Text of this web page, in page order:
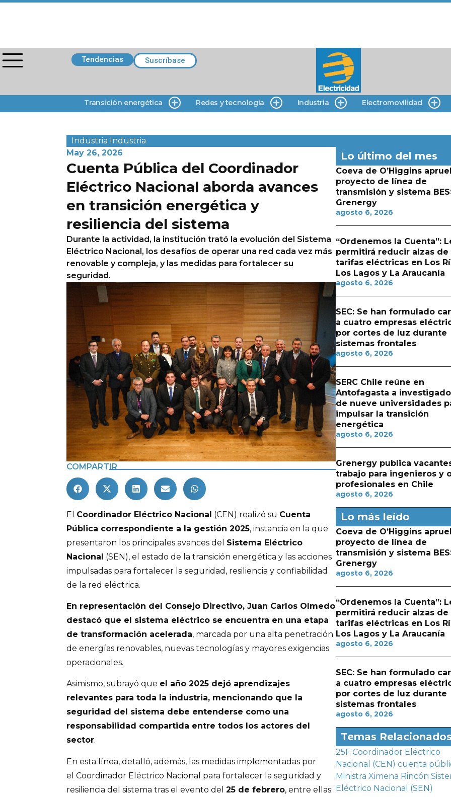
Tendencias Suscríbase
Transición energética Redes y tecnología Industria Electromovilidad
Industria Industria
May 26, 2026
Cuenta Pública del Coordinador
Eléctrico Nacional aborda avances
en transición energética y
resiliencia del sistema
Durante la actividad, la institución trató la evolución del Sistema
Eléctrico Nacional, los desafíos de operar una red cada vez más
renovable y compleja, y las medidas para fortalecer su
seguridad.
COMPARTIR
El Coordinador Eléctrico Nacional (CEN) realizó su Cuenta
Pública correspondiente a la gestión 2025, instancia en la que
presentaron los principales avances del Sistema Eléctrico
Nacional (SEN), el estado de la transición energética y las acciones
impulsadas para fortalecer la seguridad, resiliencia y confiabilidad
de la red eléctrica.
En representación del Consejo Directivo, Juan Carlos Olmedo
destacó que el sistema eléctrico se encuentra en una etapa
de transformación acelerada, marcada por una alta penetración
de energías renovables, nuevas tecnologías y mayores exigencias
operacionales.
Asimismo, subrayó que el año 2025 dejó aprendizajes
relevantes para toda la industria, mencionando que la
seguridad del sistema debe entenderse como una
responsabilidad compartida entre todos los actores del
sector.
En esta línea, detalló, además, las medidas implementadas por
el Coordinador Eléctrico Nacional para fortalecer la seguridad y
resiliencia del sistema tras el evento del 25 de febrero, entre ellas:
Lo último del mes
Coeva de O’Higgins
proyecto de línea de
transmisión y sistema
Grenergy
agosto 6, 2026
“Ordenemos la Cuenta”:
permitirá reducir alzas de
tarifas eléctricas en Los
Los Lagos y La Araucanía
agosto 6, 2026
SEC: Se han formulado
a cuatro empresas
por cortes de luz durante
sistemas frontales
agosto 6, 2026
SERC Chile reúne en
Antofagasta a
de nueve universidades
impulsar la transición
energética
agosto 6, 2026
Grenergy publica
trabajo para ingenieros y
profesionales en Chile
agosto 6, 2026
Lo más leído
Coeva de O’Higgins
proyecto de línea de
transmisión y sistema
Grenergy
agosto 6, 2026
“Ordenemos la Cuenta”:
permitirá reducir alzas de
tarifas eléctricas en Los
Los Lagos y La Araucanía
agosto 6, 2026
SEC: Se han formulado
a cuatro empresas
por cortes de luz durante
sistemas frontales
agosto 6, 2026
Temas Relacionados
25F Coordinador Eléctrico
Nacional (CEN) cuenta
Ministra Ximena Rincón
Eléctrico Nacional (SEN)